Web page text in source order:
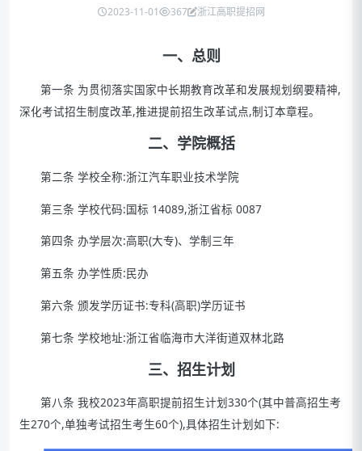
2023-11-01 367 浙江高职提招网
一、 总则
第一条 为贯彻落实国家中长期教育改革和发展规划纲要精神,
深化考试招生制度改革,推进提前招生改革试点,制订本章程。
二、学院概括
第二条 学校全称:浙江汽车职业技术学院
第三条 学校代码:国标 14089,浙江省标 0087
第四条 办学层次:高职(大专)、学制三年
第五条 办学性质:民办
第六条 颁发学历证书:专科(高职)学历证书
第七条 学校地址:浙江省临海市大洋街道双林北路
三、 招生计划
第八条 我校2023年高职提前招生计划330个(其中普高招生考
生270个,单独考试招生考生60个),具体招生计划如下: